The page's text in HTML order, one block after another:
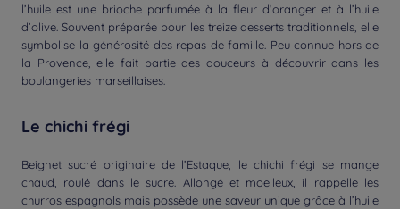
l’huile est une brioche parfumée à la fleur d’oranger et à l’huile
d’olive. Souvent préparée pour les treize desserts traditionnels, elle
symbolise la générosité des repas de famille. Peu connue hors de
la Provence, elle fait partie des douceurs à découvrir dans les
boulangeries marseillaises.
Le chichi frégi
Beignet sucré originaire de l’Estaque, le chichi frégi se mange
chaud, roulé dans le sucre. Allongé et moelleux, il rappelle les
churros espagnols mais possède une saveur unique grâce à l’huile